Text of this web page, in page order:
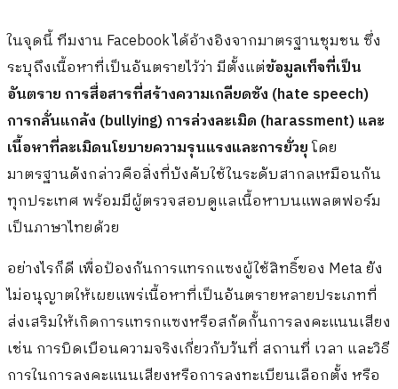
ในจุดนี้ ทีมงาน Facebook ได้อ้างอิงจากมาตรฐานชุมชน ซึ่ง
ระบุถึงเนื้อหาที่เป็นอันตรายไว้ว่า มีตั้งแต่ข้อมูลเท็จที่เป็น
อันตราย การสื่อสารที่สร้างความเกลียดชัง (hate speech)
การกลั่นแกล้ง (bullying) การล่วงละเมิด (harassment) และ
เนื้อหาที่ละเมิดนโยบายความรุนแรงและการยั่วยุโดย
มาตรฐานดังกล่าวคือสิ่งที่บังคับใช้ในระดับสากลเหมือนกัน
ทุกประเทศ พร้อมมีผู้ตรวจสอบดูแลเนื้อหาบนแพลตฟอร์ม
เป็นภาษาไทยด้วย
อย่างไรก็ดี เพื่อป้องกันการแทรกแซงผู้ใช้สิทธิ์ของ Meta ยัง
ไม่อนุญาตให้เผยแพร่เนื้อหาที่เป็นอันตรายหลายประเภทที่
ส่งเสริมให้เกิดการแทรกแซงหรือสกัดกั้นการลงคะแนนเสียง
เช่น การบิดเบือนความจริงเกี่ยวกับวันที่ สถานที่ เวลา และวิธี
การในการลงคะแนนเสียงหรือการลงทะเบียนเลือกตั้ง หรือ